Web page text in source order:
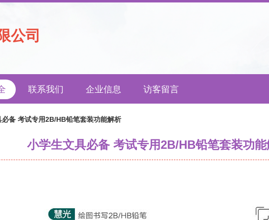
公司
联系我们 企业信息 访客留言
必备 考试专用2B/HB铅笔套装功能解析
小学生文具必备 考试专用2B/HB铅笔套装功